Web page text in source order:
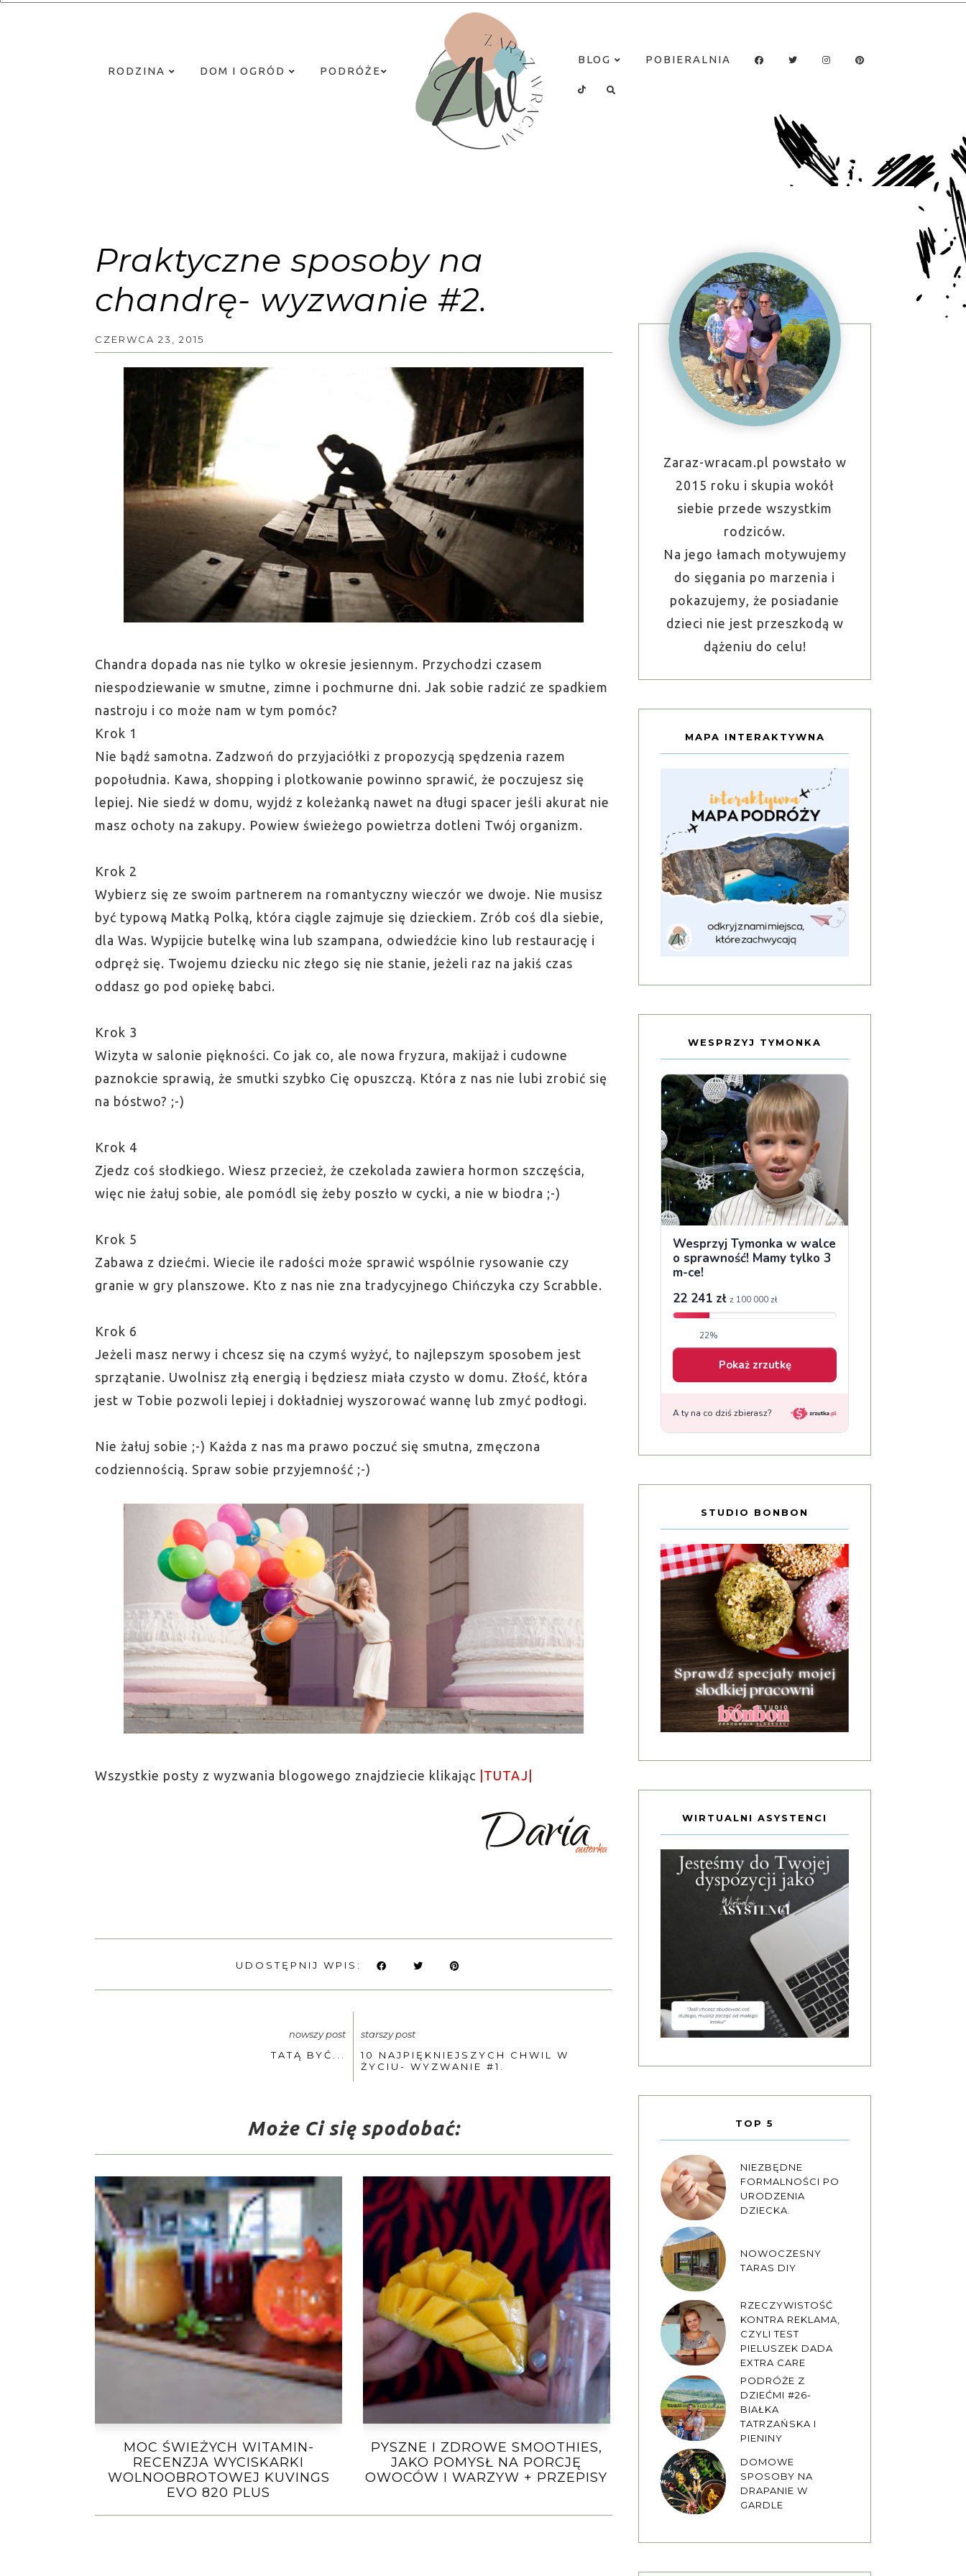
RODZINA DOM I OGRÓD PODRÓŻE
BLOG POBIERALNIA
Praktyczne sposoby na
chandrę- wyzwanie #2.
CZERWCA 23, 2015
Chandra dopada nas nie tylko w okresie jesiennym. Przychodzi czasem
niespodziewanie w smutne, zimne i pochmurne dni. Jak sobie radzić ze spadkiem
nastroju i co może nam w tym pomóc?
Krok 1
Nie bądź samotna. Zadzwoń do przyjaciółki z propozycją spędzenia razem
popołudnia. Kawa, shopping i plotkowanie powinno sprawić, że poczujesz się
lepiej. Nie siedź w domu, wyjdź z koleżanką nawet na długi spacer jeśli akurat nie
masz ochoty na zakupy. Powiew świeżego powietrza dotleni Twój organizm.
Krok 2
Wybierz się ze swoim partnerem na romantyczny wieczór we dwoje. Nie musisz
być typową Matką Polką, która ciągle zajmuje się dzieckiem. Zrób coś dla siebie,
dla Was. Wypijcie butelkę wina lub szampana, odwiedźcie kino lub restaurację i
odpręż się. Twojemu dziecku nic złego się nie stanie, jeżeli raz na jakiś czas
oddasz go pod opiekę babci.
Krok 3
Wizyta w salonie piękności. Co jak co, ale nowa fryzura, makijaż i cudowne
paznokcie sprawią, że smutki szybko Cię opuszczą. Która z nas nie lubi zrobić się
na bóstwo? ;-)
Krok 4
Zjedz coś słodkiego. Wiesz przecież, że czekolada zawiera hormon szczęścia,
więc nie żałuj sobie, ale pomódl się żeby poszło w cycki, a nie w biodra ;-)
Krok 5
Zabawa z dziećmi. Wiecie ile radości może sprawić wspólnie rysowanie czy
granie w gry planszowe. Kto z nas nie zna tradycyjnego Chińczyka czy Scrabble.
Krok 6
Jeżeli masz nerwy i chcesz się na czymś wyżyć, to najlepszym sposobem jest
sprzątanie. Uwolnisz złą energią i będziesz miała czysto w domu. Złość, która
jest w Tobie pozwoli lepiej i dokładniej wyszorować wannę lub zmyć podłogi.
Nie żałuj sobie ;-) Każda z nas ma prawo poczuć się smutna, zmęczona
codziennością. Spraw sobie przyjemność ;-)
Wszystkie posty z wyzwania blogowego znajdziecie klikając |TUTAJ|
UDOSTĘPNIJ WPIS:
nowszy post
TATĄ BYĆ...
starszy post
10 NAJPIĘKNIEJSZYCH CHWIL W
ŻYCIU- WYZWANIE #1.
Może Ci się spodobać:
MOC ŚWIEŻYCH WITAMIN-
RECENZJA WYCISKARKI
WOLNOOBROTOWEJ KUVINGS
EVO 820 PLUS
PYSZNE I ZDROWE SMOOTHIES,
JAKO POMYSŁ NA PORCJĘ
OWOCÓW I WARZYW + PRZEPISY
Zaraz-wracam.pl powstało w
2015 roku i skupia wokół
siebie przede wszystkim
rodziców.
Na jego łamach motywujemy
do sięgania po marzenia i
pokazujemy, że posiadanie
dzieci nie jest przeszkodą w
dążeniu do celu!
MAPA INTERAKTYWNA
WESPRZYJ TYMONKA
STUDIO BONBON
WIRTUALNI ASYSTENCI
TOP 5
NIEZBĘDNE
FORMALNOŚCI PO
URODZENIA
DZIECKA.
NOWOCZESNY
TARAS DIY
RZECZYWISTOŚĆ
KONTRA REKLAMA,
CZYLI TEST
PIELUSZEK DADA
EXTRA CARE
PODRÓŻE Z
DZIEĆMI #26-
BIAŁKA
TATRZAŃSKA I
PIENINY
DOMOWE
SPOSOBY NA
DRAPANIE W
GARDLE